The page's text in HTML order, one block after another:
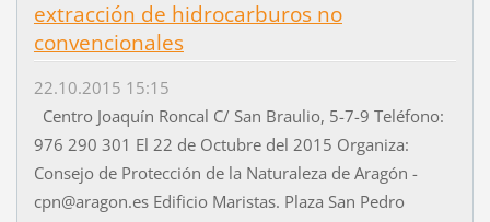
extracción de hidrocarburos no
convencionales
22.10.2015 15:15
Centro Joaquín Roncal C/ San Braulio, 5-7-9 Teléfono:
976 290 301 El 22 de Octubre del 2015 Organiza:
Consejo de Protección de la Naturaleza de Aragón -
cpn@aragon.es Edificio Maristas. Plaza San Pedro